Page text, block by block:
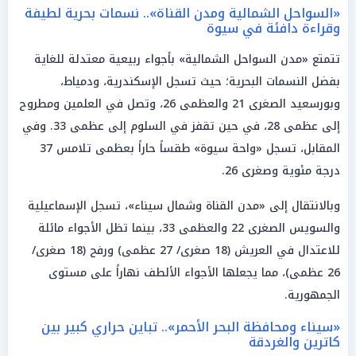
«السواحل الشمالية ومدن القناة».. نسمات بحرية لطيفة
وقراءة دافئة في سيوة
تتمتع «مدن السواحل الشمالية» بأجواء ربيعية معتدلة للغاية
بفضل النسمات البحرية؛ حيث تسجل الإسكندرية، ودمياط،
وبورسعيد الصغرى 21 والعظمى 26، وتصل في العلمين ومطروح
إلى عظمى 28، في حين تقفز في السلوم إلى عظمى 33. وفي
المقابل، تسجل «واحة سيوة» طقساً حاراً بعظمى تلامس 37
درجة مئوية وصغرى 26.
وبالانتقال إلى «مدن القناة وشمال سيناء»، تسجل الإسماعيلية
والسويس الصغرى 22 والعظمى 33، بينما تظل الأجواء مائلة
للاعتدال في العريش (18 صغرى/ 27 عظمى) ورفح (18 صغرى/
26 عظمى)، مما يجعلها الأجواء الألطف نهاراً على مستوى
الجمهورية.
«سيناء ومحافظة البحر الأحمر».. تباين حراري كبير بين
كاترين والغردقة